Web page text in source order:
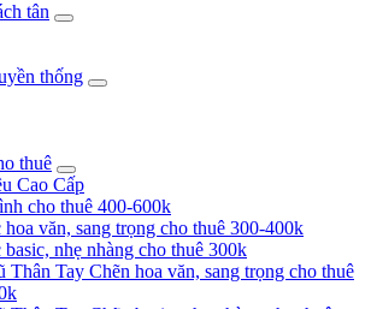
tân
thống
thuê
Cao Cấp
cho thuê 400-600k
văn, sang trọng cho thuê 300-400k
nhẹ nhàng cho thuê 300k
Thân Tay Chẽn hoa văn, sang trọng cho thuê